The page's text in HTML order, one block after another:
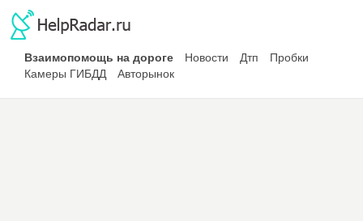
Взаимопомощь на дороге Новости Дтп
Пробки
Камеры ГИБДД
Авторынок